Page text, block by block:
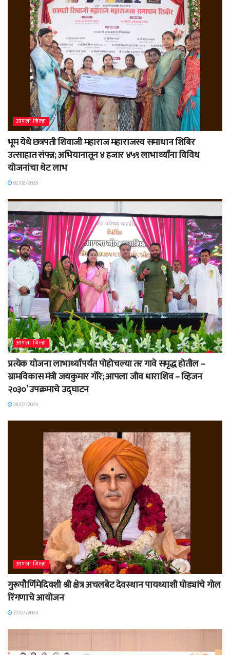
आपला जिल्हा
भूम येथे छत्रपती शिवाजी महाराज महाराजस्व समाधान शिबिर
उत्साहात संपन्न; अभियानातून ४ हजार ४५९ लाभार्थ्यांना विविध
योजनांचा थेट लाभ
02/08/2026
आपला जिल्हा
प्रत्येक योजना लाभार्थ्यांपर्यंत पोहोचल्या तर गावे समृद्ध होतील –
ग्रामविकास मंत्री जयकुमार गोरे; आपला जीव धाराशिव – व्हिजन
२०३०’ उपक्रमाचे उद्घाटन
28/07/2026
आपला जिल्हा
गुरूपौर्णिमेदिवशी श्री क्षेत्र अचलबेट देवस्थान पायथ्याशी घोड्यांचे गोल
रिंगणाचे आयोजन
27/07/2026